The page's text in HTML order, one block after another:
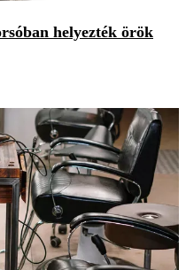
helyezték örök